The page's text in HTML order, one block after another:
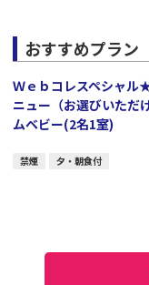
おすすめプラン
Ｗｅｂコレスペシャル
ニュー（お選びいただ
ムベビー(2名1室)
禁煙 夕・朝食付